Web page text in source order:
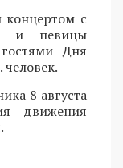
с
и певицы
Дня
человек.
8 августа
движения